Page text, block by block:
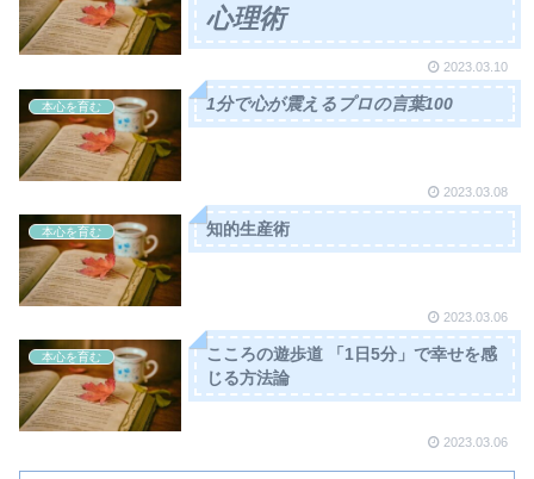
心理術
2023.03.10
本心を育む 1分で心が震えるプロの言葉100
2023.03.08
本心を育む 知的生産術
2023.03.06
本心を育む
こころの遊歩道 「1日5分」で幸せを感
じる方法論
2023.03.06